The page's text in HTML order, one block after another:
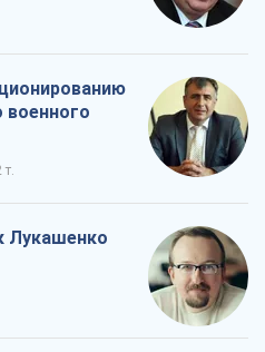
военного
т.
Лукашенко